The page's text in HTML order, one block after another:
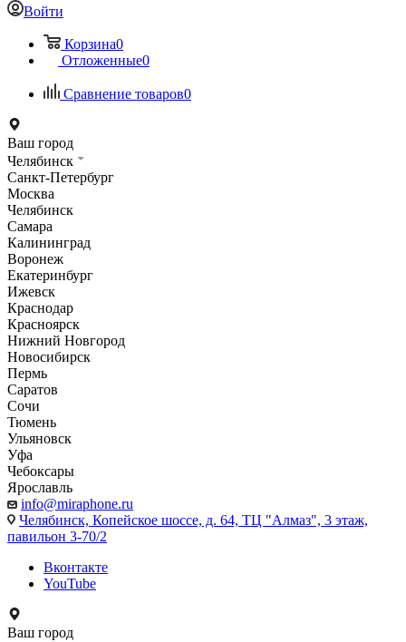
Войти
Корзина0
Отложенные0
Сравнение товаров0
Ваш город
Челябинск
Санкт-Петербург
Москва
Челябинск
Самара
Калининград
Воронеж
Екатеринбург
Ижевск
Краснодар
Красноярск
Нижний Новгород
Новосибирск
Пермь
Саратов
Сочи
Тюмень
Ульяновск
Уфа
Чебоксары
Ярославль
info@miraphone.ru
Челябинск, Копейское шоссе, д. 64, ТЦ "Алмаз", 3 этаж,
павильон 3-70/2
Вконтакте
YouTube
Ваш город